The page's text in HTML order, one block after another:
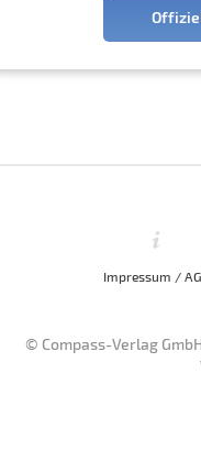
Impressum /
© Compass-Verlag